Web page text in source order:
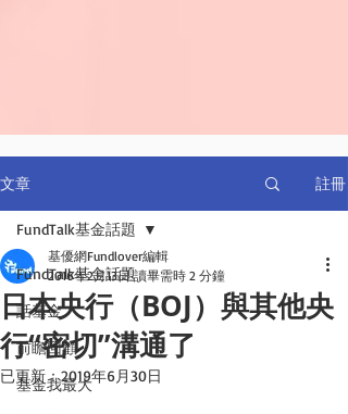
文章 註冊
FundTalk基金話題
話基金
前瞻回顧
基金我最大
FundTalk基金話題
日本央行（BOJ）與其他央
行“密切”溝通了
基優網Fundlover編輯
2016年2月13日 讀畢需時 2 分鐘
已更新：2019年6月30日